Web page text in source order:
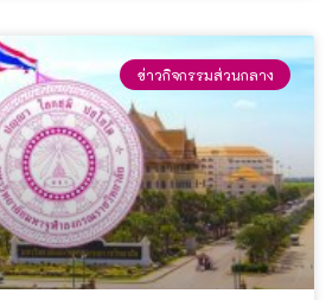
ข่าวกิจกรรมส่วนกลาง